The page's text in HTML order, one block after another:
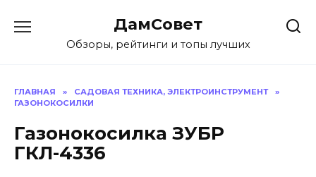
содержанию
ДамСовет
Обзоры, рейтинги и топы лучших
ГЛАВНАЯ » САДОВАЯ ТЕХНИКА, ЭЛЕКТРОИНСТРУМЕНТ
»
ГАЗОНОКОСИЛКИ
Газонокосилка ЗУБР
ГКЛ-4336